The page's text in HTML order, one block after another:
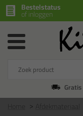
Bestelstatus
of inloggen
Gratis
Afdekmateriaal